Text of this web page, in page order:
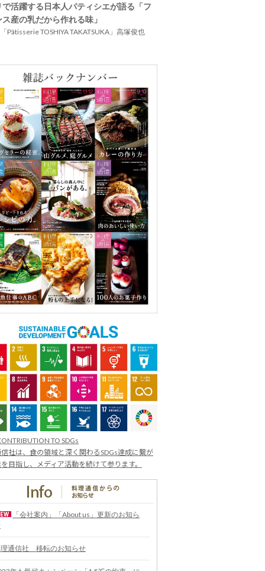
で活躍する日本人パティシエが語る「フ
産の乳だから作れる味」
Pâtisserie TOSHIYA TAKATSUKA」高塚俊也
TO SDGs
社は、食の領域と深く関わるSDGs達成に繋が
目指し、メディア活動を続けて参ります。
「会社案内」「About us」更新のお知ら
通信社 移転のお知らせ